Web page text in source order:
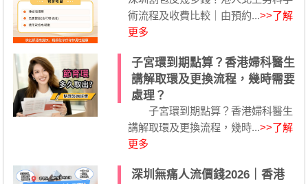
術流程及收費比較｜由預約...>>了解
更多
子宮環到期點算？香港婦科醫生
講解取環及更換流程，幾時需要
處理？
子宮環到期點算？香港婦科醫生
講解取環及更換流程，幾時...>>了解
更多
深圳無痛人流價錢2026｜香港